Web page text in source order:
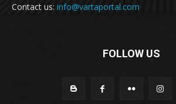
Contact us: info@vartaportal.com
FOLLOW US